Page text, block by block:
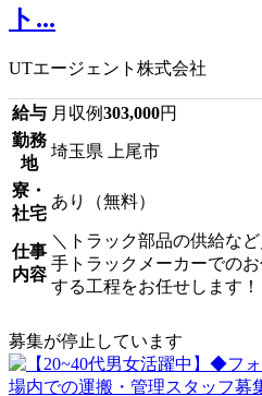
ト...
UTエージェント株式会社
給与 月収例303,000円
勤務
地
埼玉県 上尾市
寮・
社宅
あり（無料）
仕事
内容
＼トラック部品の供給な
手トラックメーカーでの
する工程をお任せします！
募集が停止しています